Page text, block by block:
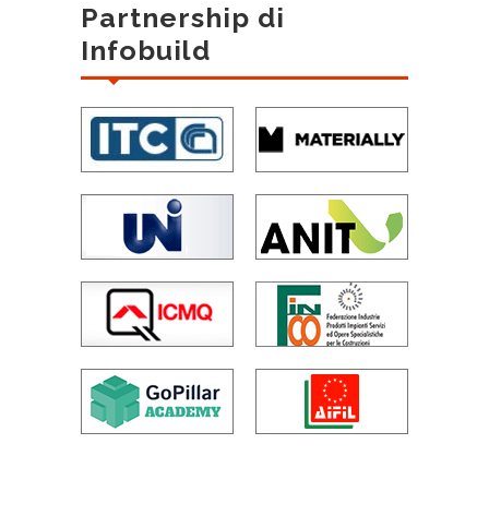
Partnership di
Infobuild